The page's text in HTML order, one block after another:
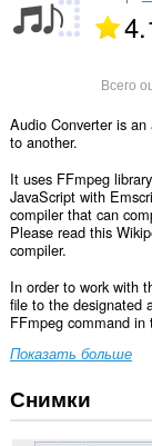
Всего
Audio Converter is
to another.
It uses FFmpeg
JavaScript with
compiler that can
Please read this
compiler.
In order to work with
file to the designated
FFmpeg command
Показать больше
Снимки